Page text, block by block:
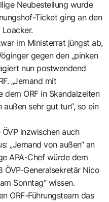
Neubestellung wurde
Ticket ging an den
im Ministerrat jüngst ab,
gegen den „pinken
nun postwendend
„Jemand mit
dem ORF in Skandalzeiten
sehr gut tun“, so ein
inzwischen auch
„Jemand von außen“ an
APA-Chef würde dem
ÖVP-Generalsekretär Nico
Sonntag“ wissen.
ORF-Führungsteam das